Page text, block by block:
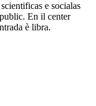
e socialas
En il center
è libra.